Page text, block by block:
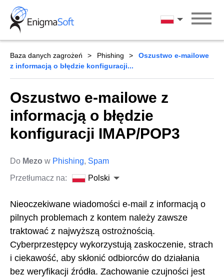
Skip
content
Polski
Baza danych zagrożeń Phishing
Oszustwo e-mailowe
z informacją o błędzie konfiguracji...
Oszustwo e-mailowe z
informacją o błędzie
konfiguracji IMAP/POP3
Do Mezo w Phishing, Spam
Przetłumacz na:
Polski
Nieoczekiwane wiadomości e-mail z informacją o
pilnych problemach z kontem należy zawsze
traktować z najwyższą ostrożnością.
Cyberprzestępcy wykorzystują zaskoczenie, strach
i ciekawość, aby skłonić odbiorców do działania
bez weryfikacji źródła. Zachowanie czujności jest